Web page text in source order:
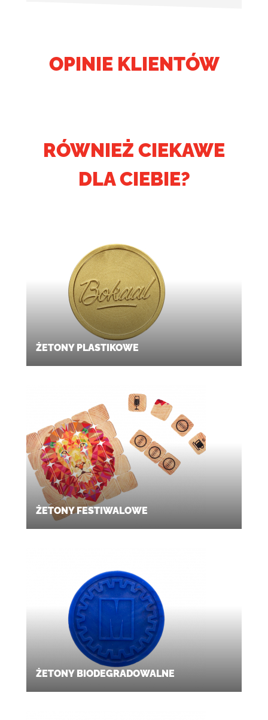
OPINIE KLIENTÓW
RÓWNIEŻ CIEKAWE
DLA CIEBIE?
ŻETONY PLASTIKOWE
ŻETONY FESTIWALOWE
ŻETONY BIODEGRADOWALNE